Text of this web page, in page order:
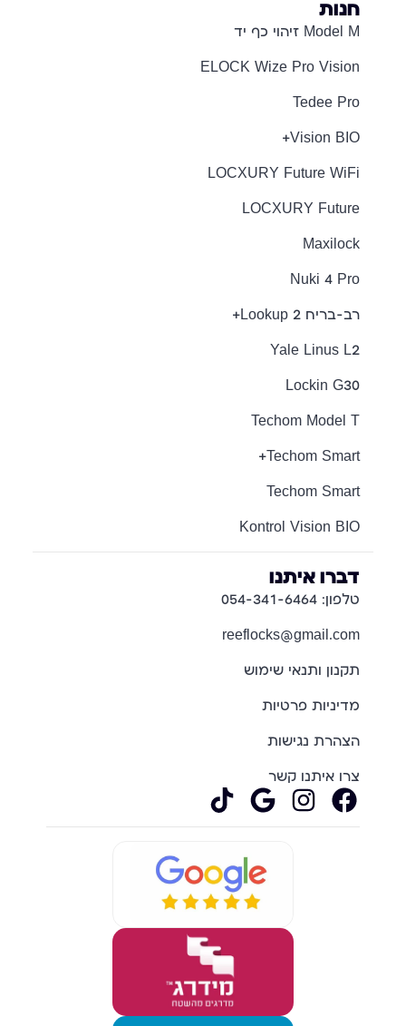
חנות
Model M זיהוי כף יד
ELOCK Wize Pro Vision
Tedee Pro
Vision BIO+
LOCXURY Future WiFi
LOCXURY Future
Maxilock
Nuki 4 Pro
רב-בריח Lookup 2+
Yale Linus L2
Lockin G30
Techom Model T
Techom Smart+
Techom Smart
Kontrol Vision BIO
דברו איתנו
טלפון: 054-341-6464
reeflocks@gmail.com
תקנון ותנאי שימוש
מדיניות פרטיות
הצהרת נגישות
צרו איתנו קשר